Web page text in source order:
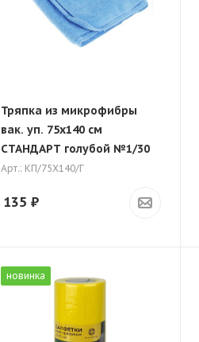
Тряпка из микрофибры
вак. уп. 75х140 см
СТАНДАРТ голубой №1/30
Арт.: КП/75Х140/Г
135 ₽
новинка